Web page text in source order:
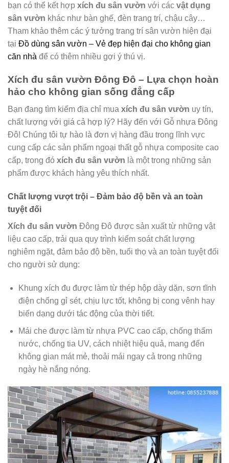
bạn có thể kết hợp xích đu sân vườn với các vật dụng
sân vườn khác như bàn ghế, đèn trang trí, chậu cây…
Tham khảo thêm các ý tưởng trang trí sân vườn hiện đại
tại Đồ dùng sân vườn – Vẻ đẹp hiện đại cho không gian
căn nhà để có thêm nhiều gợi ý thú vị.
Xích đu sân vườn Đông Đô – Lựa chọn hoàn
hảo cho không gian sống đẳng cấp
Bạn đang tìm kiếm địa chỉ mua xích đu sân vườn uy tín,
chất lượng với giá cả hợp lý? Hãy đến với Gỗ nhựa Đông
Đô! Chúng tôi tự hào là đơn vị hàng đầu trong lĩnh vực
cung cấp các sản phẩm ngoại thất gỗ nhựa composite cao
cấp, trong đó xích đu sân vườn là một trong những sản
phẩm được khách hàng yêu thích nhất.
Chất lượng vượt trội – Đảm bảo độ bền và an toàn
tuyệt đối
Xích đu sân vườn Đông Đô được sản xuất từ những vật
liệu cao cấp, trải qua quy trình kiểm soát chất lượng
nghiêm ngặt, đảm bảo độ bền, tuổi thọ và an toàn tuyệt đối
cho người sử dụng:
Khung xích đu được làm từ thép hộp dày dặn, sơn tĩnh
điện chống gỉ sét, chịu lực tốt, không bị cong vênh hay
biến dạng dưới tác động của thời tiết.
Mái che được làm từ nhựa PVC cao cấp, chống thấm
nước, chống tia UV, cách nhiệt hiệu quả, mang đến
không gian mát mẻ, thoải mái ngay cả trong những
ngày hè nắng nóng.